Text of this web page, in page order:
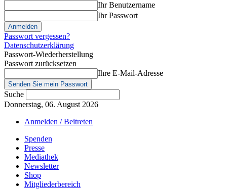
Ihr Benutzername
Ihr Passwort
Passwort vergessen?
Datenschutzerklärung
Passwort-Wiederherstellung
Passwort zurücksetzen
Ihre E-Mail-Adresse
Suche
Donnerstag, 06. August 2026
Anmelden / Beitreten
Spenden
Presse
Mediathek
Newsletter
Shop
Mitgliederbereich